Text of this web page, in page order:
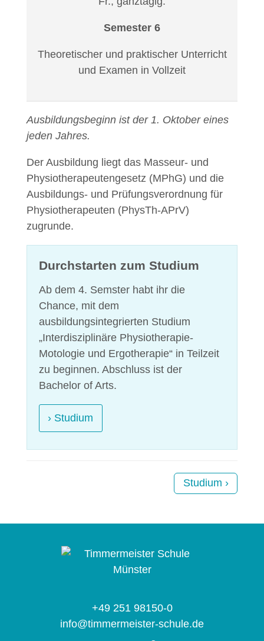
Semester 6
Theoretischer und praktischer Unterricht
und Examen in Vollzeit
Ausbildungsbeginn ist der 1. Oktober eines
jeden Jahres.
Der Ausbildung liegt das Masseur- und
Physiotherapeutengesetz (MPhG) und die
Ausbildungs- und Prüfungsverordnung für
Physiotherapeuten (PhysTh-APrV)
zugrunde.
Durchstarten zum Studium
Ab dem 4. Semster habt ihr die
Chance, mit dem
ausbildungsintegrierten Studium
„Interdisziplinäre Physiotherapie-
Motologie und Ergotherapie“ in Teilzeit
zu beginnen. Abschluss ist der
Bachelor of Arts.
› Studium
Studium ›
+49 251 98150-0
info@timmermeister-schule.de